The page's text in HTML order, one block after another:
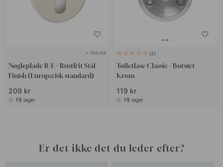
+ FARVER
Nøgleplade R-E - Rustfrit Stål
Finish (Europæisk standard)
209 kr
På lager
2
Toiletlåse Classic - Børstet
Krom
119 kr
På lager
Er det ikke det du leder efter?